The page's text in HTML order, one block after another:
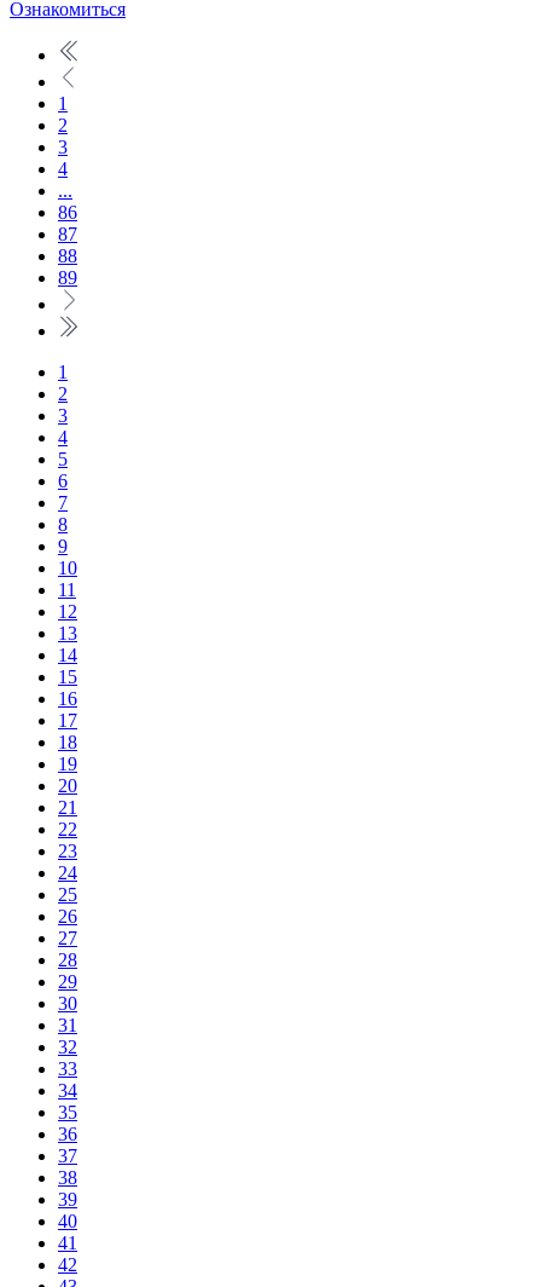
Ознакомиться
1
2
3
4
...
86
87
88
89
1
2
3
4
5
6
7
8
9
10
11
12
13
14
15
16
17
18
19
20
21
22
23
24
25
26
27
28
29
30
31
32
33
34
35
36
37
38
39
40
41
42